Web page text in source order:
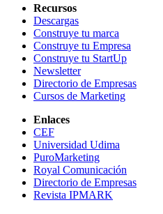
Recursos
Descargas
Construye tu marca
Construye tu Empresa
Construye tu StartUp
Newsletter
Directorio de Empresas
Cursos de Marketing
Enlaces
CEF
Universidad Udima
PuroMarketing
Royal Comunicación
Directorio de Empresas
Revista IPMARK